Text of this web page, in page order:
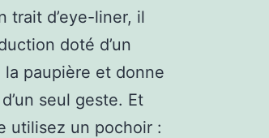
trait d’eye-liner, il
doté d’un
paupière et donne
seul geste. Et
utilisez un pochoir :